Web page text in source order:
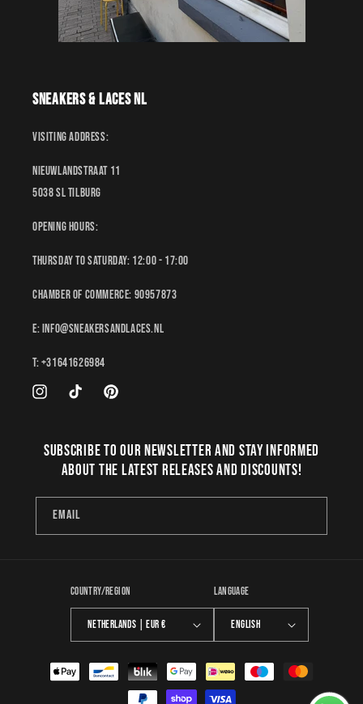
Sneakers & Laces NL
Visiting address:
Nieuwlandstraat 11
5038 SL Tilburg
Opening hours:
Thursday to Saturday: 12:00 - 17:00
Chamber of Commerce: 90957873
E: Info@sneakersandlaces.nl
T: +31641626984
InstagramTikTok Pinterest
Subscribe to our newsletter and stay informed
about the latest releases and discounts!
Email
Country/region
Netherlands | EUR €
Language
English
Payment
methods